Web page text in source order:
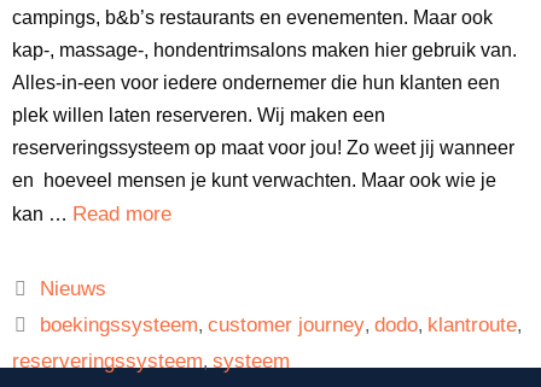
campings, b&b’s restaurants en evenementen. Maar ook
kap-, massage-, hondentrimsalons maken hier gebruik van.
Alles-in-een voor iedere ondernemer die hun klanten een
plek willen laten reserveren. Wij maken een
reserveringssysteem op maat voor jou! Zo weet jij wanneer
en hoeveel mensen je kunt verwachten. Maar ook wie je
kan … Read more
Nieuws
boekingssysteem, customer journey, dodo, klantroute,
reserveringssysteem, systeem